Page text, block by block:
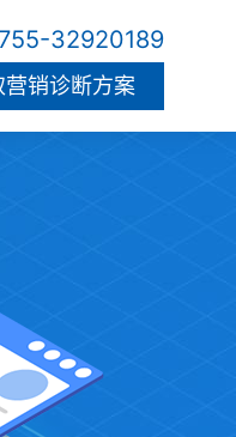
32920189
营销诊断方案